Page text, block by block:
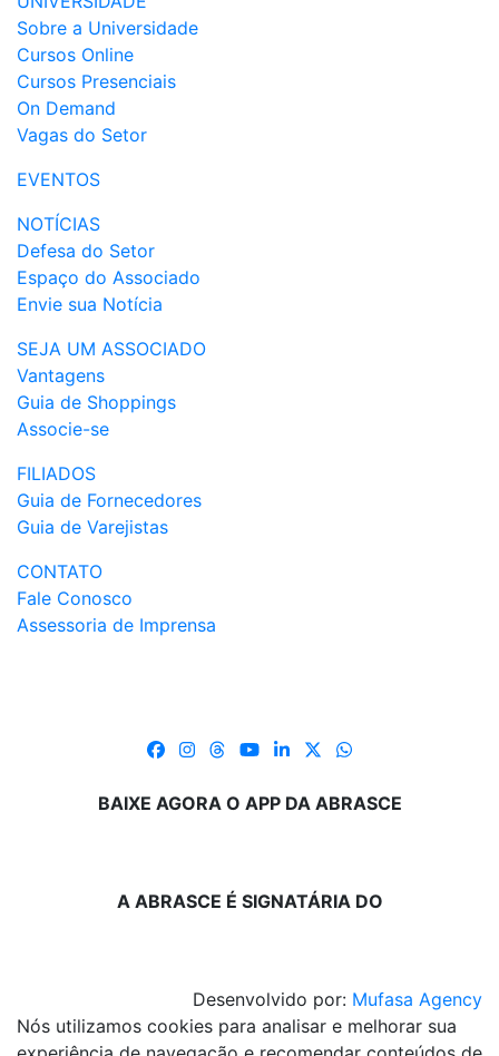
Sobre a Universidade
Cursos Online
Cursos Presenciais
On Demand
Vagas do Setor
EVENTOS
NOTÍCIAS
Defesa do Setor
Espaço do Associado
Envie sua Notícia
SEJA UM ASSOCIADO
Vantagens
Guia de Shoppings
Associe-se
FILIADOS
Guia de Fornecedores
Guia de Varejistas
CONTATO
Fale Conosco
Assessoria de Imprensa
BAIXE AGORA O APP DA ABRASCE
A ABRASCE É SIGNATÁRIA DO
Desenvolvido por: Mufasa Agency
Nós utilizamos cookies para analisar e melhorar sua